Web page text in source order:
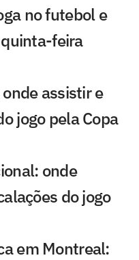
no futebol e
feira
assistir e
jogo pela Copa
onde
do jogo
em Montreal: